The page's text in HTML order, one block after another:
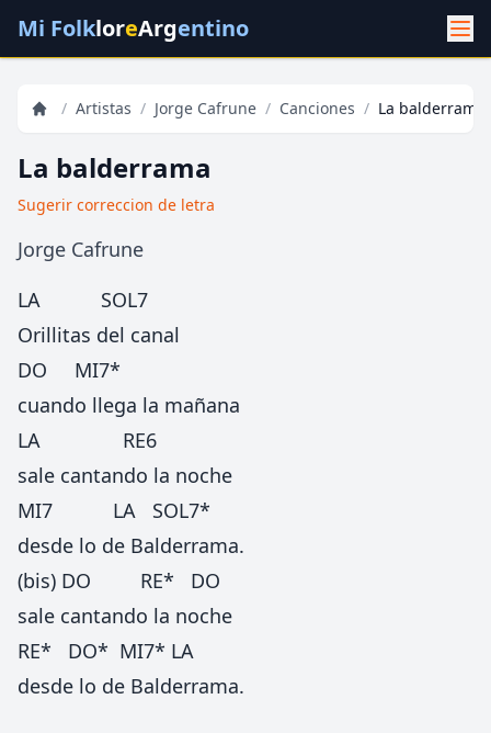
Mi FolkloreArgentino
/ Artistas / Jorge Cafrune / Canciones / La balderrama
La balderrama
Sugerir correccion de letra
Jorge Cafrune
LA SOL7
Orillitas del canal
DO MI7*
cuando llega la mañana
LA RE6
sale cantando la noche
MI7 LA SOL7*
desde lo de Balderrama.
(bis) DO RE* DO
sale cantando la noche
RE* DO* MI7* LA
desde lo de Balderrama.